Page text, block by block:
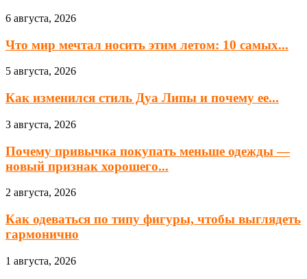
6 августа, 2026
Что мир мечтал носить этим летом: 10 самых...
5 августа, 2026
Как изменился стиль Дуа Липы и почему ее...
3 августа, 2026
Почему привычка покупать меньше одежды —
новый признак хорошего...
2 августа, 2026
Как одеваться по типу фигуры, чтобы выглядеть
гармонично
1 августа, 2026